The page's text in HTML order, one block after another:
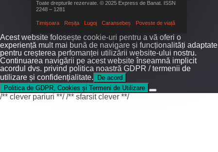
Toate drepturile rezervate. © 2025 Express de Banat. ISSN
2248 – 1281
Timișoara Reșița Lugoj Caransebeș Poveste de viață
Acest website folosește cookie-uri pentru a vă oferi o
experiență mult mai bună de navigare și funcționalități adaptate
pentru creșterea perfomanței utilizării website-ului nostru.
Continuarea navigării pe acest website înseamnă implicit
acordul dvs. privind politica noastră GDPR / termenii de
utilizare și confidențialitate.
De acord
Politica de GDPR, Cookies și Termeni de Utilizare
/** clever pariuri **//** sfarsit clever **/